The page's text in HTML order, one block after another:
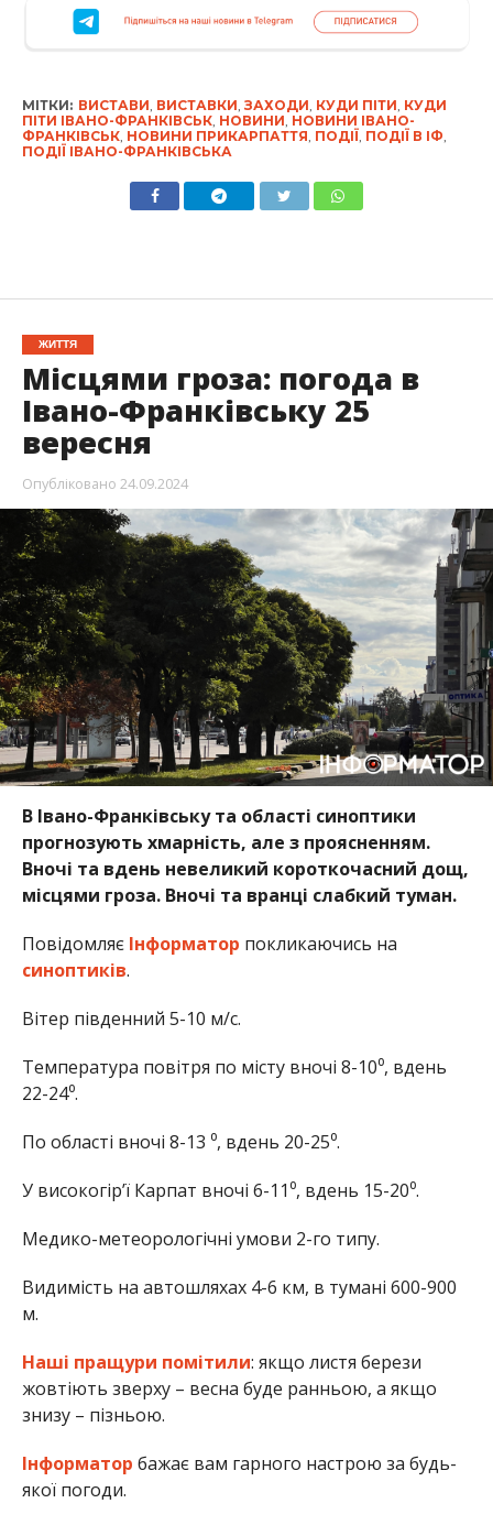
МІТКИ: ВИСТАВИ, ВИСТАВКИ, ЗАХОДИ, КУДИ ПІТИ, КУДИ
ПІТИ ІВАНО-ФРАНКІВСЬК, НОВИНИ, НОВИНИ ІВАНО-
ФРАНКІВСЬК, НОВИНИ ПРИКАРПАТТЯ, ПОДІЇ, ПОДІЇ В ІФ,
ПОДІЇ ІВАНО-ФРАНКІВСЬКА
ЖИТТЯ
Місцями гроза: погода в
Івано-Франківську 25
вересня
Опубліковано 24.09.2024
В Івано-Франківську та області синоптики
прогнозують хмарність, але з проясненням.
Вночі та вдень невеликий короткочасний дощ,
місцями гроза. Вночі та вранці слабкий туман.
Повідомляє Інформатор покликаючись на
синоптиків.
Вітер південний 5-10 м/с.
Температура повітря по місту вночі 8-10⁰, вдень
22-24⁰.
По області вночі 8-13 ⁰, вдень 20-25⁰.
У високогір’ї Карпат вночі 6-11⁰, вдень 15-20⁰.
Медико-метеорологічні умови 2-го типу.
Видимість на автошляхах 4-6 км, в тумані 600-900
м.
Наші пращури помітили: якщо листя берези
жовтіють зверху – весна буде ранньою, а якщо
знизу – пізньою.
Інформатор бажає вам гарного настрою за будь-
якої погоди.